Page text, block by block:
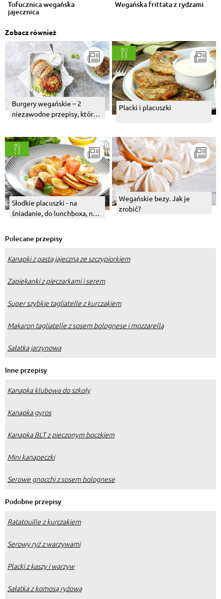
Tofucznica wegańska
jajecznica
Wegańska frittata z rydzami
Zobacz również
Burgery wegańskie – 2
niezawodne przepisy, które
Placki i placuszki
Słodkie placuszki - na
śniadanie, do lunchboxa, na
Wegańskie bezy. Jak je
zrobić?
Polecane przepisy
Kanapki z pastą jajeczną ze szczypiorkiem
Zapiekanki z pieczarkami i serem
Super szybkie tagliatelle z kurczakiem
Makaron tagliatelle z sosem bolognese i mozzarellą
Sałatka jarzynowa
Inne przepisy
Kanapka klubowa do szkoły
Kanapka gyros
Kanapka BLT z pieczonym boczkiem
Mini kanapeczki
Serowe gnocchi z sosem bolognese
Podobne przepisy
Ratatouille z kurczakiem
Serowy ryż z warzywami
Placki z kaszy i warzyw
Sałatka z komosą ryżową